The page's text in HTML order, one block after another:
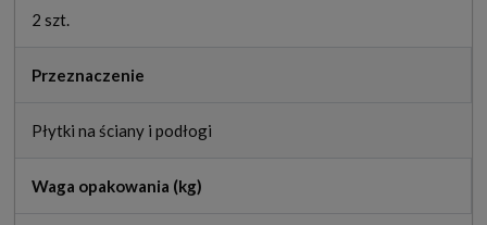
2 szt.
Przeznaczenie
Płytki na ściany i podłogi
Waga opakowania (kg)